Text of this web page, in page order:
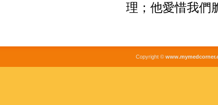
理；他愛惜我們
Copyright ©